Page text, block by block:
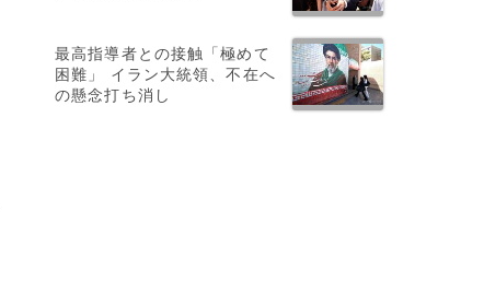
最高指導者との接触「極めて
困難」 イラン大統領、不在へ
の懸念打ち消し